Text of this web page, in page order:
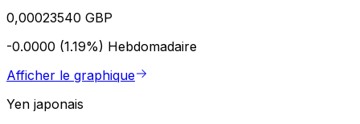
0,00023540 GBP
-0.0000 (1.19%) Hebdomadaire
Afficher le graphique
Yen japonais